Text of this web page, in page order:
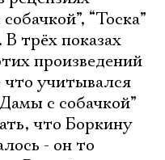
“Тоска”
трёх показах
произведений
что учитывался
с собачкой”
что Боркину
- он то